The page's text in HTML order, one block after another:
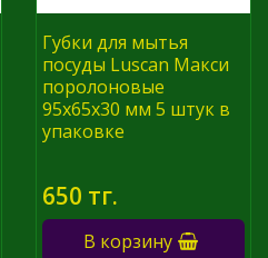
Губки для мытья
посуды Luscan Макси
поролоновые
95х65х30 мм 5 штук в
упаковке
650 тг.
В корзину